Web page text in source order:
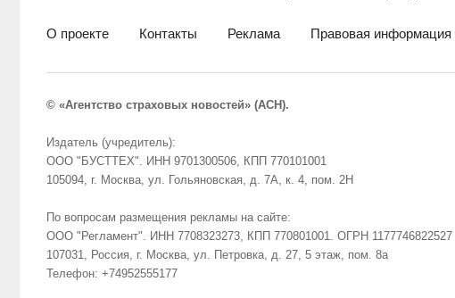
О проекте Контакты Реклама Правовая информация
© «Агентство страховых новостей» (АСН).
Издатель (учредитель):
ООО "БУСТТЕХ". ИНН 9701300506, КПП 770101001
105094, г. Москва, ул. Гольяновская, д. 7А, к. 4, пом. 2Н
По вопросам размещения рекламы на сайте:
ООО "Регламент". ИНН 7708323273, КПП 770801001. ОГРН 1177746822527
107031, Россия, г. Москва, ул. Петровка, д. 27, 5 этаж, пом. 8а
Телефон: +74952555177